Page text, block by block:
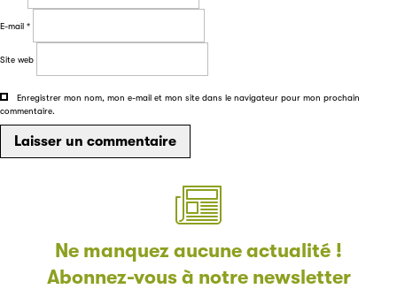
E-mail *
Site web
Enregistrer mon nom, mon e-mail et mon site dans le navigateur pour mon prochain
commentaire.
Ne manquez aucune actualité !
Abonnez-vous à notre newsletter
ouvrages grâce à Filéas.